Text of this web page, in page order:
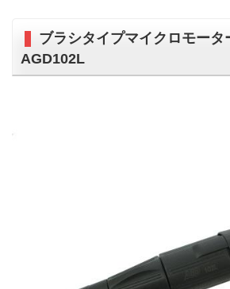
ブラシタイプマイクロモータ
AGD102L